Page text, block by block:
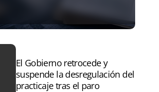
El Gobierno retrocede y
suspende la desregulación del
practicaje tras el paro